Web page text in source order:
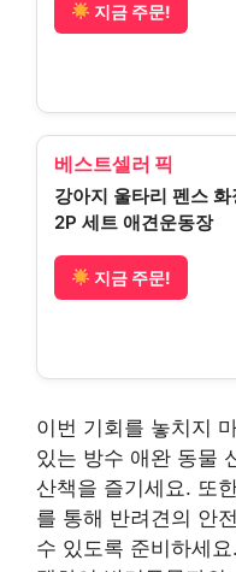
지금 주문!
베스트셀러 픽
강아지 울타리 펜스
2P 세트 애견운동장
지금 주문!
이번 기회를 놓치지
있는 방수 애완 동물
산책을 즐기세요. 또
를 통해 반려견의 안
수 있도록 준비하세